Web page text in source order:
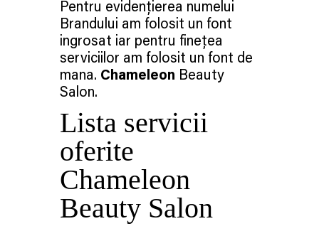
Pentru evidențierea numelui
Brandului am folosit un font
ingrosat iar pentru finețea
serviciilor am folosit un font de
mana. Chameleon Beauty
Salon.
Lista servicii
oferite
Chameleon
Beauty Salon